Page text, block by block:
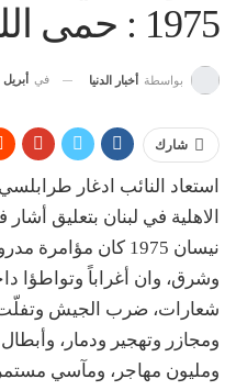
1975 : حمى الله لبنان
بواسطة أخبار الدنيا في أبريل 13, 2023
شارك
استعاد النائب ادغار
نيسان 1975 كان
وشرق، وان أغراباً وتواطؤا
ومليون مهاجر، ومآسي مستمرة، وبعد ٣٢ سنة